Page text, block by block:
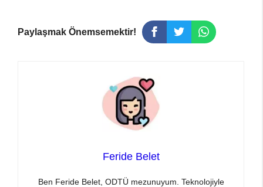
Paylaşmak Önemsemektir!
Feride Belet
Ben Feride Belet, ODTÜ mezunuyum. Teknolojiyle